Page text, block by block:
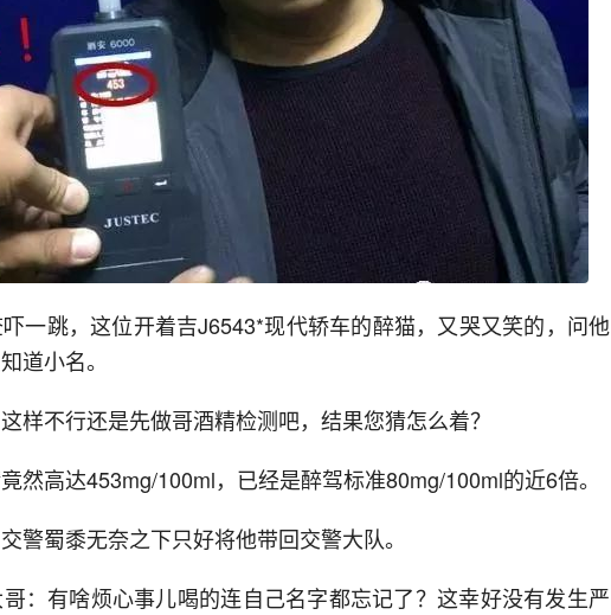
一跳，这位开着吉J6543*现代轿车的醉猫，又哭又笑的，问他
道小名。
样不行还是先做哥酒精检测吧，结果您猜怎么着？
然高达453mg/100ml，已经是醉驾标准80mg/100ml的近6倍。
警蜀黍无奈之下只好将他带回交警大队。
：有啥烦心事儿喝的连自己名字都忘记了？这幸好没有发生严